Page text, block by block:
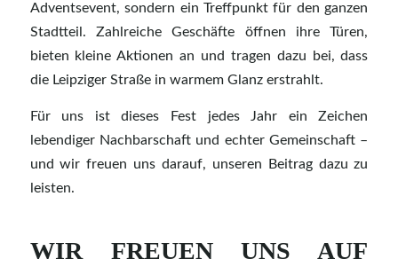
Adventsevent, sondern ein Treffpunkt für den ganzen
Stadtteil. Zahlreiche Geschäfte öffnen ihre Türen,
bieten kleine Aktionen an und tragen dazu bei, dass
die Leipziger Straße in warmem Glanz erstrahlt.
Für uns ist dieses Fest jedes Jahr ein Zeichen
lebendiger Nachbarschaft und echter Gemeinschaft –
und wir freuen uns darauf, unseren Beitrag dazu zu
leisten.
WIR FREUEN UNS AUF